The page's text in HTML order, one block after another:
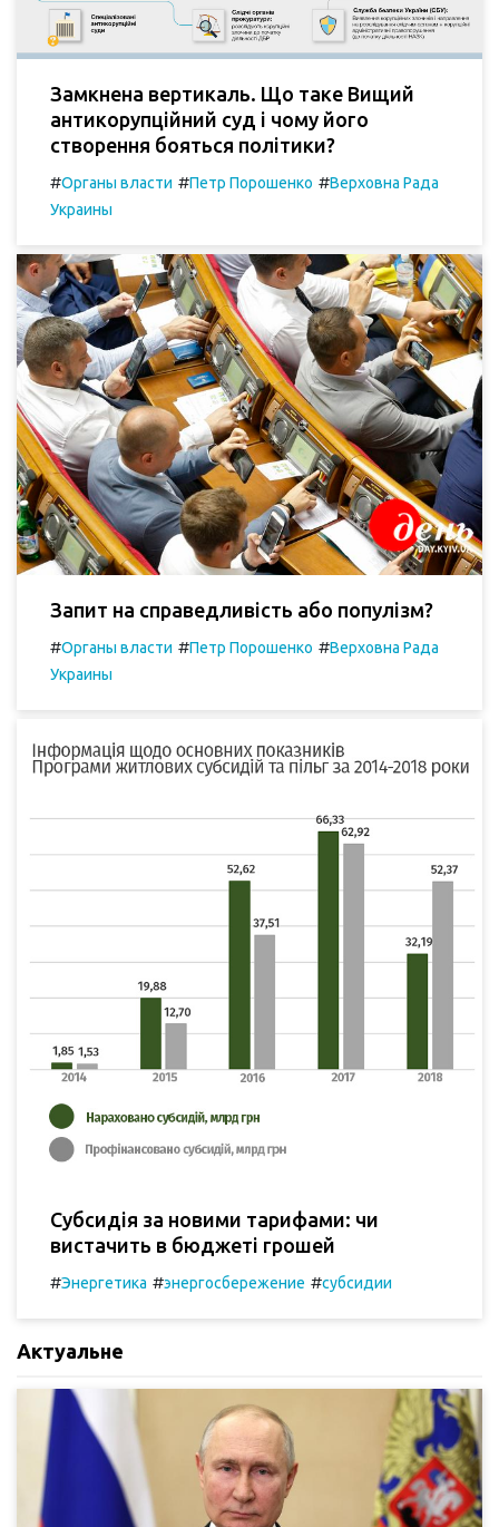
Замкнена вертикаль. Що таке Вищий
антикорупційний суд і чому його
створення бояться політики?
#Органы власти #Петр Порошенко #Верховна Рада
Украины
Запит на справедливість або популізм?
#Органы власти #Петр Порошенко #Верховна Рада
Украины
Субсидія за новими тарифами: чи
вистачить в бюджеті грошей
#Энергетика #энергосбережение #субсидии
Актуальне